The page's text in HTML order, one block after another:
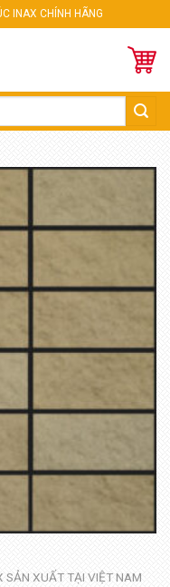
INAX CHÍNH HÃNG
SẢN XUẤT TẠI VIỆT NAM